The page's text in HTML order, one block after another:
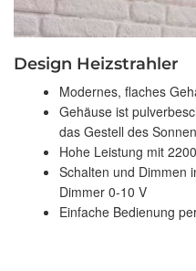
Design Heizstrahler
Modernes, flaches
Gehäuse ist
das Gestell des
Hohe Leistung mit
Schalten und Dimmen
Dimmer 0-10 V
Einfache Bedienung